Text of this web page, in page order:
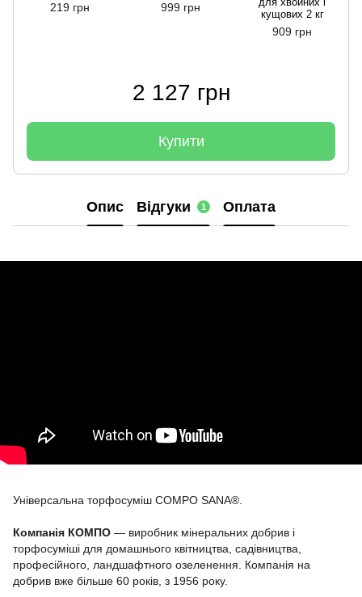
219 грн 999 грн
кущових 2 кг
909 грн
2 127 грн
Купити
Опис Відгуки 1 Оплата
Універсальна торфосуміш COMPO SANA®.
Компанія КОМПО — виробник мінеральних добрив і
торфосуміші для домашнього квітництва, садівництва,
професійного, ландшафтного озеленення. Компанія на
добрив вже більше 60 років, з 1956 року.